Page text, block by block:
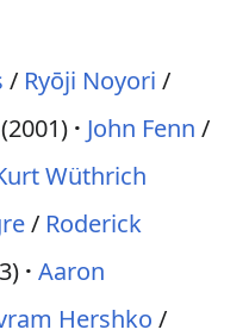
/ Ryōji Noyori /
(2001) John Fenn /
Wüthrich
/ Roderick
Aaron
Hershko /